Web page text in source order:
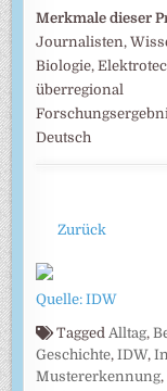
Merkmale dieser
Journalisten,
Biologie,
überregional
Deutsch
Zurück
Quelle: IDW
TaggedAlltag,
Geschichte,IDW,
Mustererkennung,